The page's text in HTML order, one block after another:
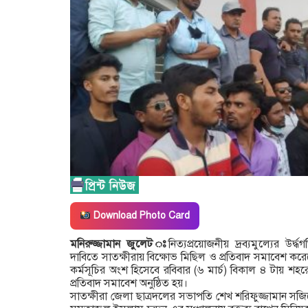
Download Photo Card
মনিরুজ্জামান জুলেট ঃনিত্যপ্রয়োজনীয় দ্রব্যমুল্যের
দাবিতে সাতক্ষীরায় বিক্ষোভ মিছিল ও প্রতিবাদ সমাবেশ
কর্মসূচির অংশ হিসেবে রবিবার (৬ মার্চ) বিকাল ৪ টায়
প্রতিবাদ সমাবেশ অনুষ্ঠিত হয়।
সাতক্ষীরা জেলা ছাত্রদলের সভাপতি শেখ শরিফুজ্জামান